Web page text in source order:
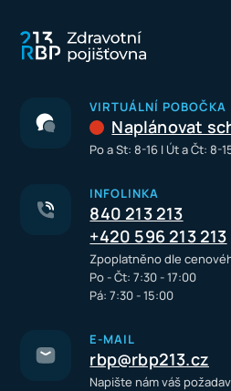
VIRTUÁLNÍ POBOČKA
Naplánovat
Po a St: 8-16 I Út a Čt: 8-
INFOLINKA
840 213 213
+420 596 213 213
Zpoplatněno dle
Po - Čt: 7:30 - 17:00
Pá: 7:30 - 15:00
E-MAIL
rbp@rbp213.cz
Napište nám váš